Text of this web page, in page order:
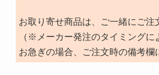
お取り寄せ商品は、ご一緒にご注
（※メーカー発注のタイミングに
お急ぎの場合、ご注文時の備考欄